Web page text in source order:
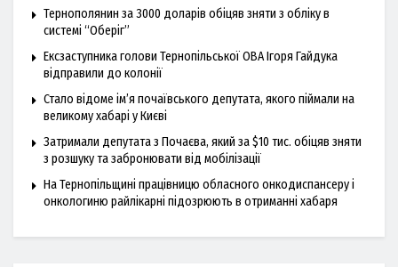
Тернополянин за 3000 доларів обіцяв зняти з обліку в
системі “Оберіг”
Ексзаступника голови Тернопільської ОВА Ігоря Гайдука
відправили до колонії
Стало відоме ім’я почаївського депутата, якого піймали на
великому хабарі у Києві
Затримали депутата з Почаєва, який за $10 тис. обіцяв зняти
з розшуку та забронювати від мобілізації
На Тернопільщині працівницю обласного онкодиспансеру і
онкологиню райлікарні підозрюють в отриманні хабаря